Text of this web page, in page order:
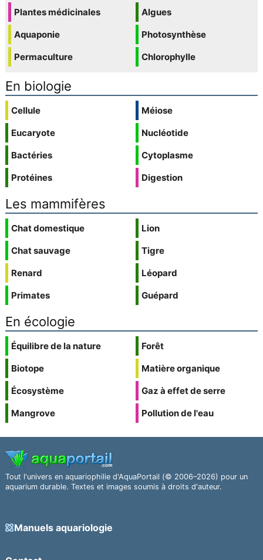
Plantes médicinales
Aquaponie
Permaculture
Algues
Photosynthèse
Chlorophylle
En biologie
Cellule
Eucaryote
Bactéries
Protéines
Méiose
Nucléotide
Cytoplasme
Digestion
Les mammifères
Chat domestique
Chat sauvage
Renard
Primates
Lion
Tigre
Léopard
Guépard
En écologie
Équilibre de la nature
Biotope
Écosystème
Mangrove
Forêt
Matière organique
Gaz à effet de serre
Pollution de l'eau
Tout l'univers en aquariophilie d'AquaPortail (© 2006–2026) pour un
aquarium durable. Textes et images soumis à droits d'auteur.
Manuels aquariologie